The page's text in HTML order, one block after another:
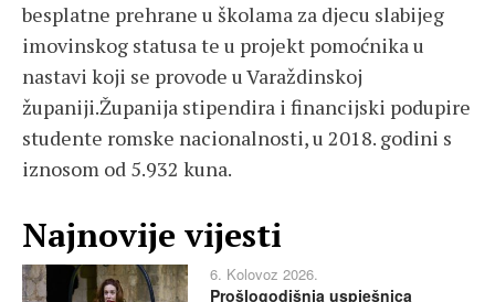
besplatne prehrane u školama za djecu slabijeg
imovinskog statusa te u projekt pomoćnika u
nastavi koji se provode u Varaždinskoj
županiji.Županija stipendira i financijski podupire
studente romske nacionalnosti, u 2018. godini s
iznosom od 5.932 kuna.
Najnovije vijesti
6. Kolovoz 2026.
Prošlogodišnja uspješnica